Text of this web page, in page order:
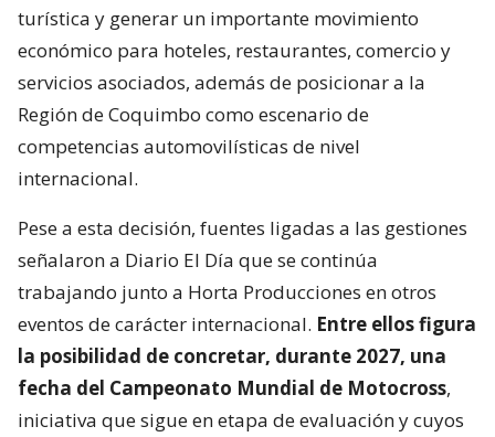
turística y generar un importante movimiento
económico para hoteles, restaurantes, comercio y
servicios asociados, además de posicionar a la
Región de Coquimbo como escenario de
competencias automovilísticas de nivel
internacional.
Pese a esta decisión, fuentes ligadas a las gestiones
señalaron a Diario El Día que se continúa
trabajando junto a Horta Producciones en otros
eventos de carácter internacional. Entre ellos figura
la posibilidad de concretar, durante 2027, una
fecha del Campeonato Mundial de Motocross,
iniciativa que sigue en etapa de evaluación y cuyos